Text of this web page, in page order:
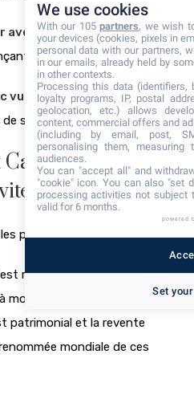
avec amarre :Prévoyez
à 450 000 €.
canal : Environ 200
standing.
:
Bohème
plus chères de la côte.
rare de trouver une
moins de 800 000 €. Ici,
patrimonial et la revente
mondiale de ces
We use cookies
With our 105partners, we wish
your devices (cookies, pixels in
personal data with our partners,
in our emails, already held by
in other contexts.
Processing this data (identifiers,
loyalty programs, IP, postal
geolocation, etc.) allows
content, commercial offers and
(including by email, post,
personalising them, measuring
audiences.
You can "accept all" and
"cookie" icon. You can also "set
processing activities not subject
valid for 6 months.
powered
Set